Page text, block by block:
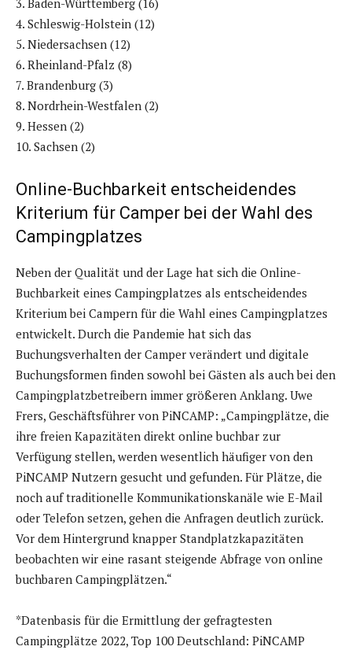
3. Baden-Württemberg (16)
4. Schleswig-Holstein (12)
5. Niedersachsen (12)
6. Rheinland-Pfalz (8)
7. Brandenburg (3)
8. Nordrhein-Westfalen (2)
9. Hessen (2)
10. Sachsen (2)
Online-Buchbarkeit entscheidendes
Kriterium für Camper bei der Wahl des
Campingplatzes
Neben der Qualität und der Lage hat sich die Online-
Buchbarkeit eines Campingplatzes als entscheidendes
Kriterium bei Campern für die Wahl eines Campingplatzes
entwickelt. Durch die Pandemie hat sich das
Buchungsverhalten der Camper verändert und digitale
Buchungsformen finden sowohl bei Gästen als auch bei den
Campingplatzbetreibern immer größeren Anklang. Uwe
Frers, Geschäftsführer von PiNCAMP: „Campingplätze, die
ihre freien Kapazitäten direkt online buchbar zur
Verfügung stellen, werden wesentlich häufiger von den
PiNCAMP Nutzern gesucht und gefunden. Für Plätze, die
noch auf traditionelle Kommunikationskanäle wie E-Mail
oder Telefon setzen, gehen die Anfragen deutlich zurück.
Vor dem Hintergrund knapper Standplatzkapazitäten
beobachten wir eine rasant steigende Abfrage von online
buchbaren Campingplätzen.“
*Datenbasis für die Ermittlung der gefragtesten
Campingplätze 2022, Top 100 Deutschland: PiNCAMP